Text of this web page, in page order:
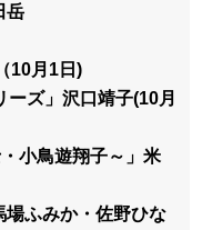
岳
10月1日)
ズ」沢口靖子(10月
小鳥遊翔子～」米
場ふみか・佐野ひな